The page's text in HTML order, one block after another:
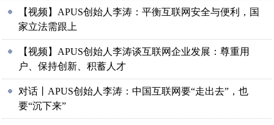
【视频】APUS创始人李涛：平衡互联网安全与便利，国
家立法需跟上
【视频】APUS创始人李涛谈互联网企业发展：尊重用
户、保持创新、积蓄人才
对话丨APUS创始人李涛：中国互联网要“走出去”，也
要“沉下来”